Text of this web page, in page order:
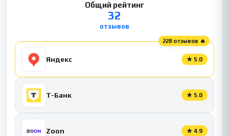
Общий рейтинг
32
отзывов
228 отзывов 🔥
Яндекс ★ 5.0
Т-Банк ★ 5.0
Zoon ★ 4.9